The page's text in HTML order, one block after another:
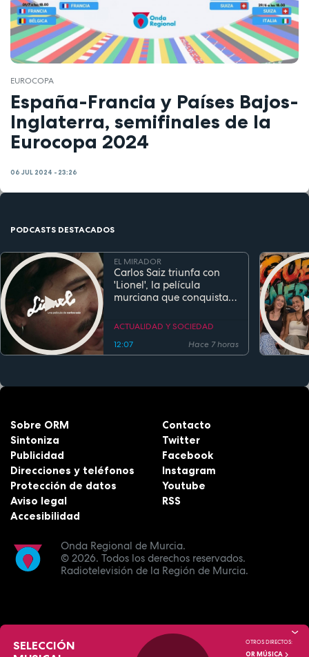
EUROCOPA
España-Francia y Países Bajos-
Inglaterra, semifinales de la
Eurocopa 2024
06 JUL 2024 - 23:26
PODCASTS DESTACADOS
EL MIRADOR
Carlos Saiz triunfa con
'Lionel', la película
murciana que conquista
estreno
ACTUALIDAD Y SOCIEDAD
12:07
Hace 7 horas
Onda Regional de Murcia.
© 2026. Todos los derechos reservados.
Radiotelevisión de la Región de Murcia.
Sobre ORM
Sintoniza
Publicidad
Direcciones y teléfonos
Protección de datos
Aviso legal
Accesibilidad
Contacto
Twitter
Facebook
Instagram
Youtube
RSS
SELECCIÓN
OTROS DIRECTOS:
OR MÚSICA